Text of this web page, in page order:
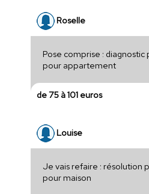
Roselle
Pose comprise :
pour appartement
de 75 à 101 euros
Louise
Je vais refaire : résolution
pour maison